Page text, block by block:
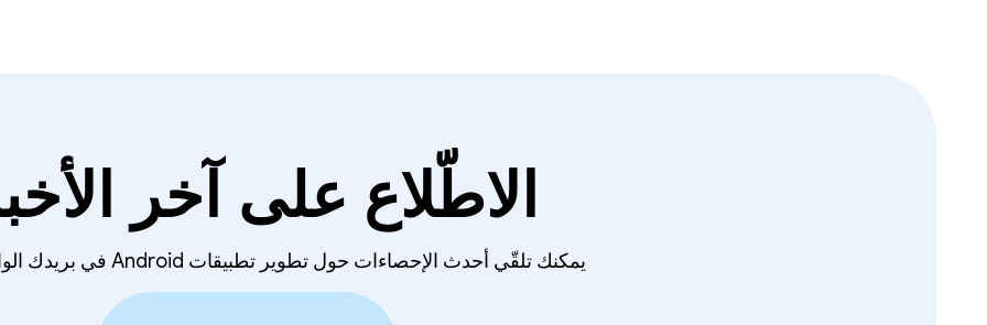
الاطّلاع على آخر
يمكنك تلقّي أحدث الإحصاءات حول تطوير تطبيقات Android في بريدك الوارد أسبوعيًا.